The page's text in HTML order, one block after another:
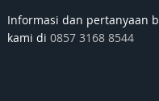
Informasi dan pertanyaan
kami di 0857 3168 8544